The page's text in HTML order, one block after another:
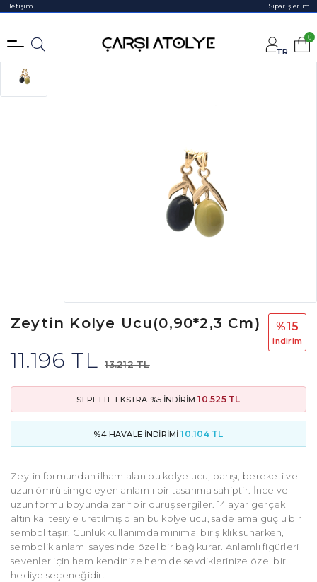
İletişim Siparişlerim
TR
0
Zeytin Kolye Ucu(0,90*2,3 Cm)
11.196 TL 13.212 TL
%15
i̇ndi̇ri̇m
SEPETTE EKSTRA %5 İNDİRİM10.525 TL
%4 HAVALE İNDİRİMİ10.104 TL
Zeytin formundan ilham alan bu kolye ucu, barışı, bereketi ve
uzun ömrü simgeleyen anlamlı bir tasarıma sahiptir. İnce ve
uzun formu boyunda zarif bir duruş sergiler. 14 ayar gerçek
altın kalitesiyle üretilmiş olan bu kolye ucu, sade ama güçlü bir
sembol taşır. Günlük kullanımda minimal bir şıklık sunarken,
sembolik anlamı sayesinde özel bir bağ kurar. Anlamlı figürleri
sevenler için hem kendinize hem de sevdiklerinize özel bir
hediye seçeneğidir.